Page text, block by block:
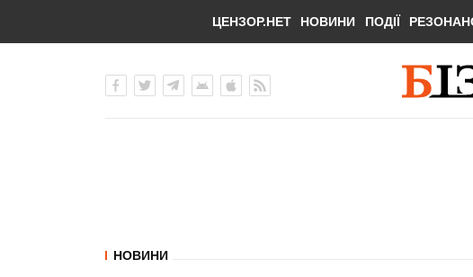
ЦЕНЗОР.НЕТ НОВИНИ ПОДІЇ
НОВИНИ